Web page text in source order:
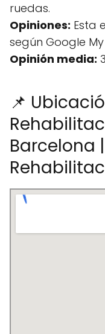
ruedas.
Opiniones: Esta
según Google My
Opinión media:
📌
Barcelona